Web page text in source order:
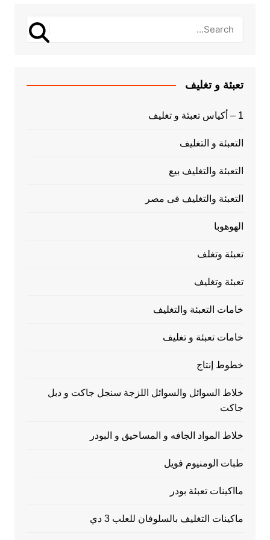
تعبئة و تغليف
1 – أكياس تعبئة و تغليف
التعبئة و التغليف
التعبئة والتغليف بيع
التعبئة والتغليف فى مصر
الهوهوبا
تعبئة وتغلف
تعبئة وتغليف
خامات التعبئة والتغليف
خامات تعبئة و تغليف
خطوط إنتاج
خلاط السوائل والسوائل اللزجة سنجل جاكت و دبل
جاكت
خلاط المواد الجافه و المساحيق و البودر
طبات الومنيوم فويل
مااكينات تعبئة بودر
ماكينات التغليف بالسلوفان للعلب 3 دي